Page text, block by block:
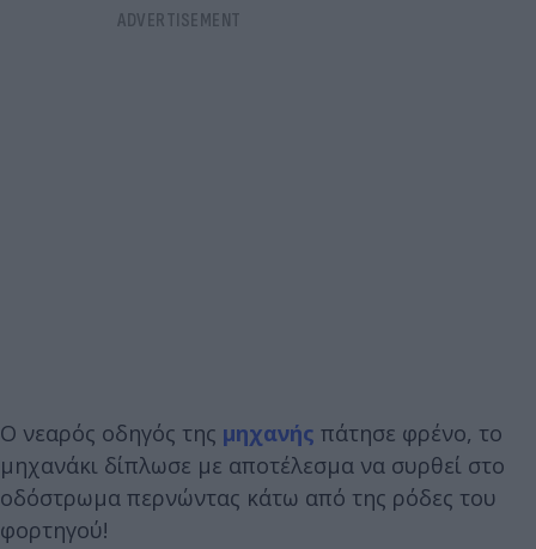
Ο νεαρός οδηγός της μηχανής πάτησε φρένο, το
μηχανάκι δίπλωσε με αποτέλεσμα να συρθεί στο
οδόστρωμα περνώντας κάτω από της ρόδες του
φορτηγού!